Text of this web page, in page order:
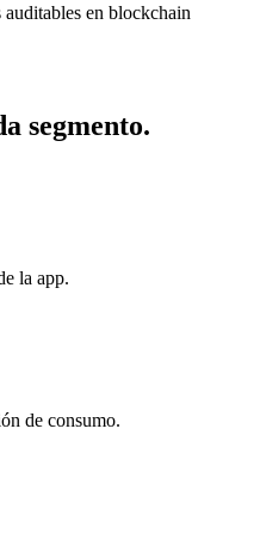
en blockchain
segmento.
la app.
de consumo.